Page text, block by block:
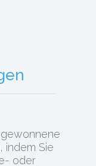
indem Sie
oder